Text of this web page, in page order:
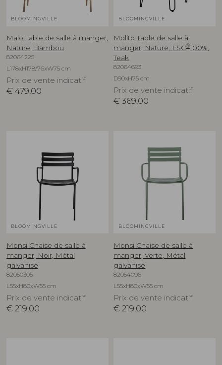
BLOOMINGVILLE
Malo Table de salle à manger,
Nature, Bambou
82064225
L178xH178/76xW75 cm
Prix de vente indicatif
€ 479,00
BLOOMINGVILLE
Molito Table de salle à
manger, Nature, FSC®100%,
Teak
82064693
D90xH75 cm
Prix de vente indicatif
€ 369,00
BLOOMINGVILLE
Monsi Chaise de salle à
manger, Noir, Métal
galvanisé
82050305
L55xH80xW55 cm
Prix de vente indicatif
€ 219,00
BLOOMINGVILLE
Monsi Chaise de salle à
manger, Verte, Métal
galvanisé
82054096
L55xH80xW55 cm
Prix de vente indicatif
€ 219,00